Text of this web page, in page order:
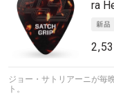
ra
ジョー・サトリアーニが毎
ト。